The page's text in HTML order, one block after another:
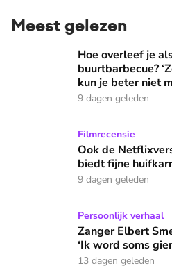
Meest gelezen
Hoe overleef je als christen
Hoe overleef je
buurtbarbecue?
kun je beter niet
9 dagen geleden
Ook de Netflixversie van ‘Het
Filmrecensie
Ook de
biedt fijne
9 dagen geleden
Zanger Elbert Smelt kan niet
Persoonlijk verhaal
Zanger Elbert
‘Ik word soms
13 dagen geleden